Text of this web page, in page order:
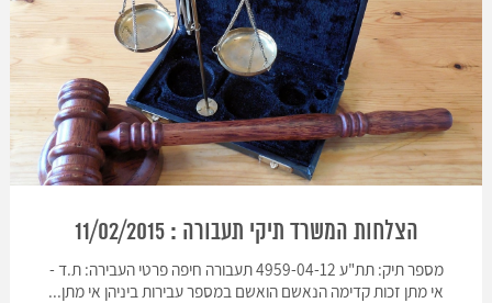
הצלחות המשרד תיקי תעבורה : 11/02/2015
מספר תיק: תת"ע 4959-04-12 תעבורה חיפה פרטי העבירה: ת.ד -
אי מתן זכות קדימה הנאשם הואשם במספר עבירות ביניהן אי מתן...